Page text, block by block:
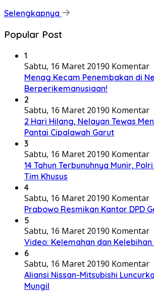
Selengkapnya
Popular Post
1
Sabtu, 16 Maret 20190 Komentar
Menag Kecam Penembakan di
Berperikemanusiaan!
2
Sabtu, 16 Maret 20190 Komentar
2 Hari Hilang, Nelayan Tewas
Pantai Cipalawah Garut
3
Sabtu, 16 Maret 20190 Komentar
14 Tahun Terbunuhnya Munir,
Tim Khusus
4
Sabtu, 16 Maret 20190 Komentar
Prabowo Resmikan Kantor DPD
5
Sabtu, 16 Maret 20190 Komentar
Video: Kelemahan dan Kelebihan
6
Sabtu, 16 Maret 20190 Komentar
Aliansi Nissan-Mitsubishi
Mungil